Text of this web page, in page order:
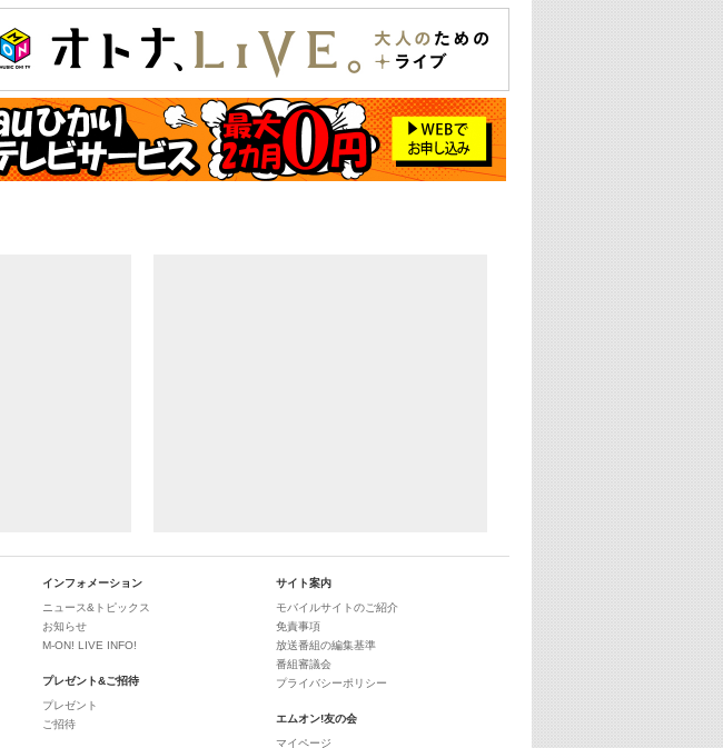
22:00
大人のための名曲セレクション ～バン
ド編～【歌詞入り】
22:30
今推したい! エムオン!おすすめミュー
ジックビデオ特集＜#28＞
23:00
インフォメーション
ニュース&トピックス
お知らせ
M-ON! LIVE INFO!
プレゼント&ご招待
プレゼント
ご招待
サイト案内
モバイルサイトのご紹介
免責事項
放送番組の編集基準
番組審議会
プライバシーポリシー
エムオン!友の会
マイページ